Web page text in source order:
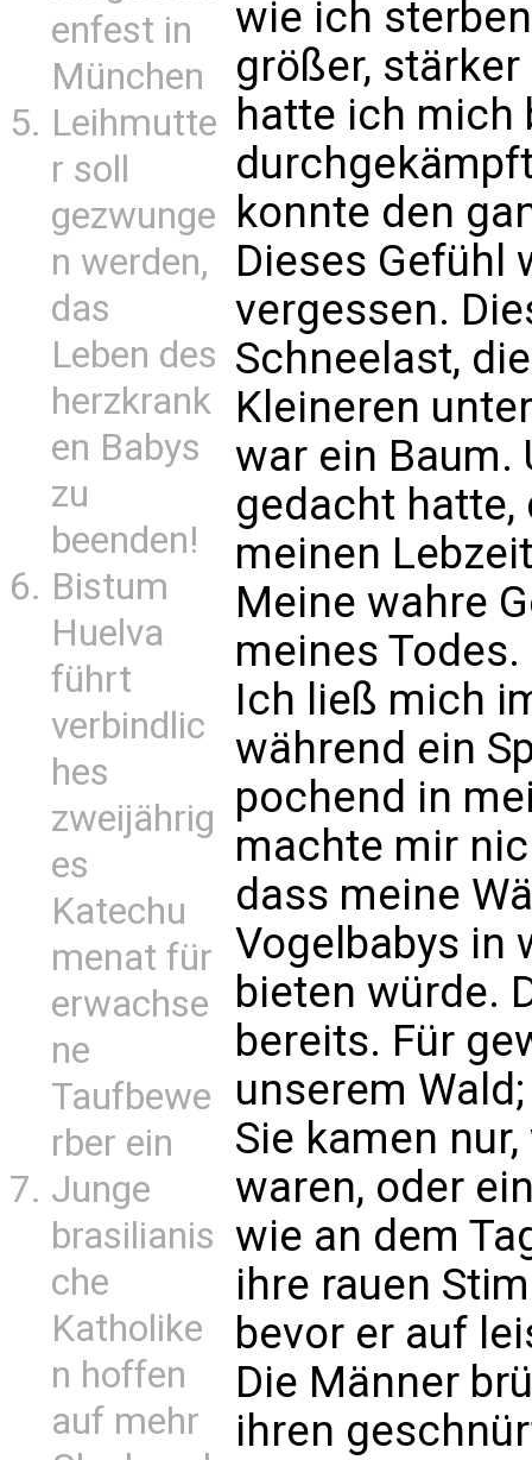
enfest in
München
Leihmutte
r soll
gezwunge
n werden,
das
Leben des
herzkrank
en Babys
zu
beenden!
Bistum
Huelva
führt
verbindlic
hes
zweijährig
es
Katechu
menat für
erwachse
ne
Taufbewe
rber ein
Junge
brasilianis
che
Katholike
n hoffen
auf mehr
wie ich
größer,
hatte ich mich
konnte den
Dieses Gefühl
vergessen.
Schneelast,
Kleineren
war ein Baum.
gedacht hatte,
meinen
Meine wahre
meines
Ich ließ mich
während ein
pochend in
machte mir
dass meine
Vogelbabys in
bieten würde.
bereits. Für
unserem
Sie kamen
waren, oder
wie an dem
ihre rauen
bevor er auf
Die Männer
ihren